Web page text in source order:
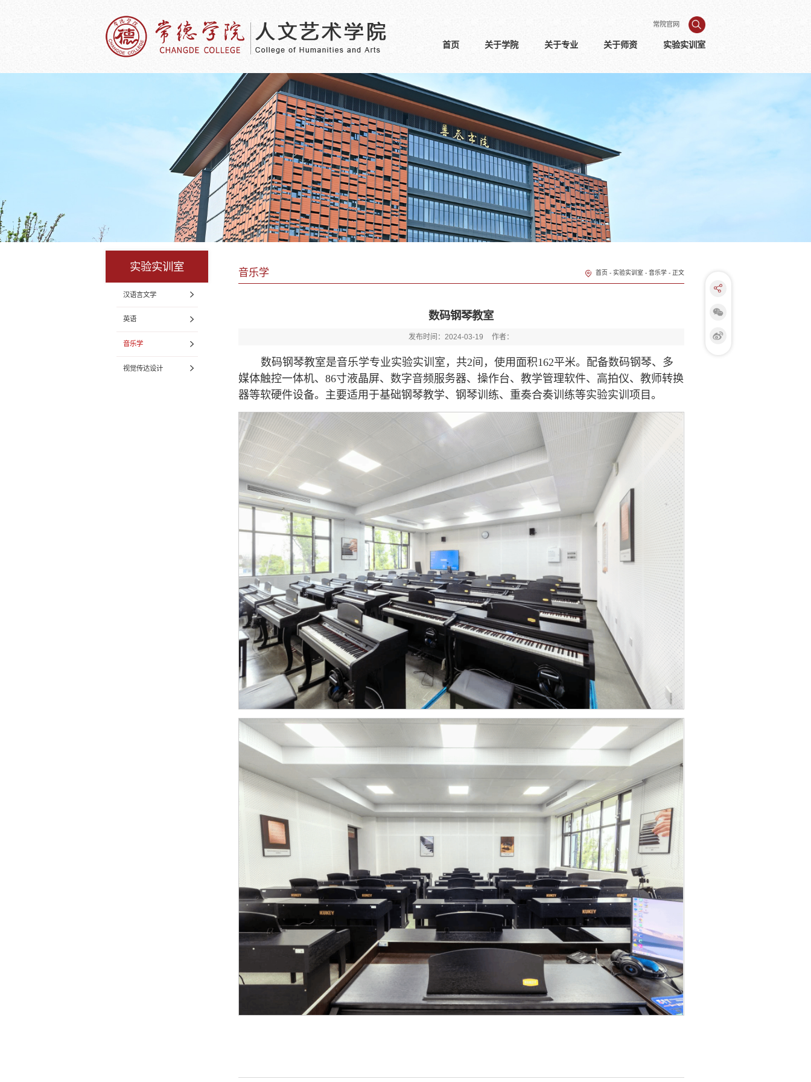
常院官网
首页 关于学院 关于专业 关于师资 实验实训室
实验实训室
汉语言文学
英语
音乐学
视觉传达设计
音乐学 首页 - 实验实训室- 音乐学- 正文
数码钢琴教室
发布时间：2024-03-19 作者：
数码钢琴教室是音乐学专业实验实训室，共2间，使用面积162平米。配备数码钢琴、多
媒体触控一体机、86寸液晶屏、数字音频服务器、操作台、教学管理软件、高拍仪、教师转换
器等软硬件设备。主要适用于基础钢琴教学、钢琴训练、重奏合奏训练等实验实训项目。